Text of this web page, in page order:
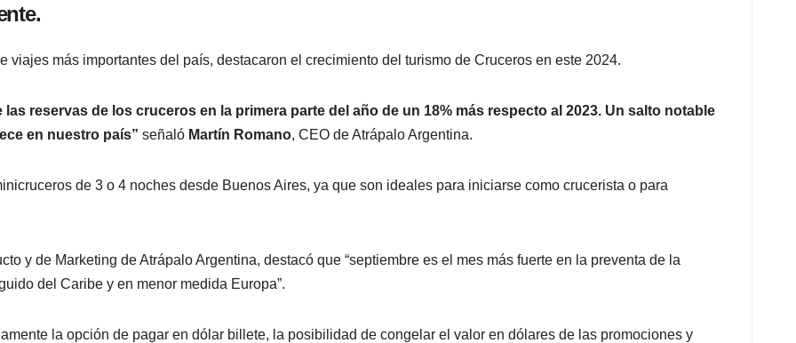
viajes más importantes del país, destacaron el crecimiento del turismo de Cruceros en este 2024.
reservas de los cruceros en la primera parte del año de un 18% más respecto al 2023. Un salto notable
en nuestro país” señaló Martín Romano, CEO de Atrápalo Argentina.
de 3 o 4 noches desde Buenos Aires, ya que son ideales para iniciarse como crucerista o para
y de Marketing de Atrápalo Argentina, destacó que “septiembre es el mes más fuerte en la preventa de la
del Caribe y en menor medida Europa”.
la opción de pagar en dólar billete, la posibilidad de congelar el valor en dólares de las promociones y